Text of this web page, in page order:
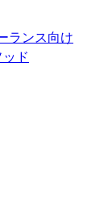
ランス向け
ド